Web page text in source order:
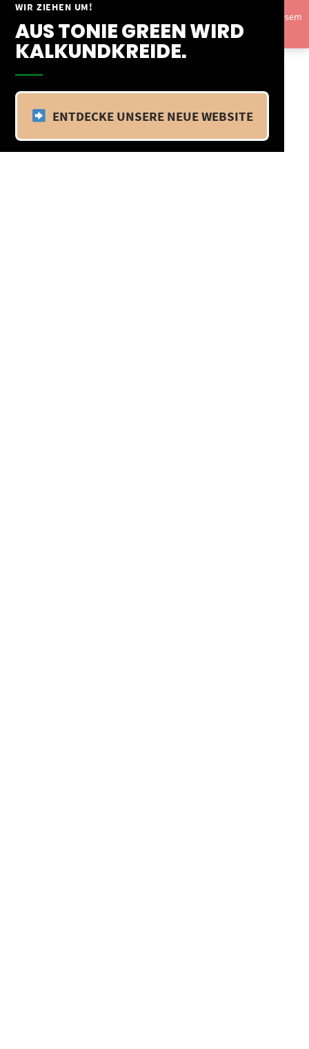
WIR ZIEHEN UM!
AUS TONIE GREEN WIRD
KALKUNDKREIDE.
ENTDECKE UNSERE NEUE WEBSITE
Springe
Inhalt
Vom 09.04.25 - 20.04.25 befinden wir uns im Betriebsurlaub. In diesem
Zeitraum findet kein Versand statt.Ausblenden